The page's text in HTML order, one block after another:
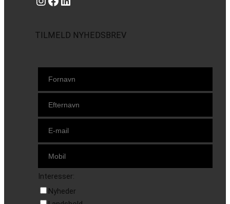
TILMELD NYHEDSBREV
Interesser:
Nyheder